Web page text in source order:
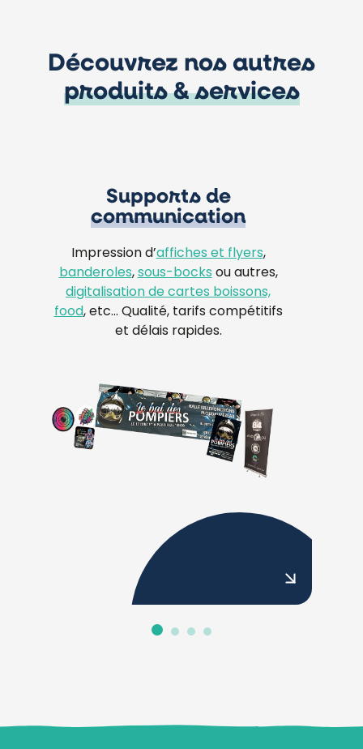
Découvrez nos autres
produits & services
Supports de
communication
Impression d’affiches et flyers,
banderoles, sous-bocks ou autres,
digitalisation de cartes boissons,
food, etc… Qualité, tarifs compétitifs
et délais rapides.